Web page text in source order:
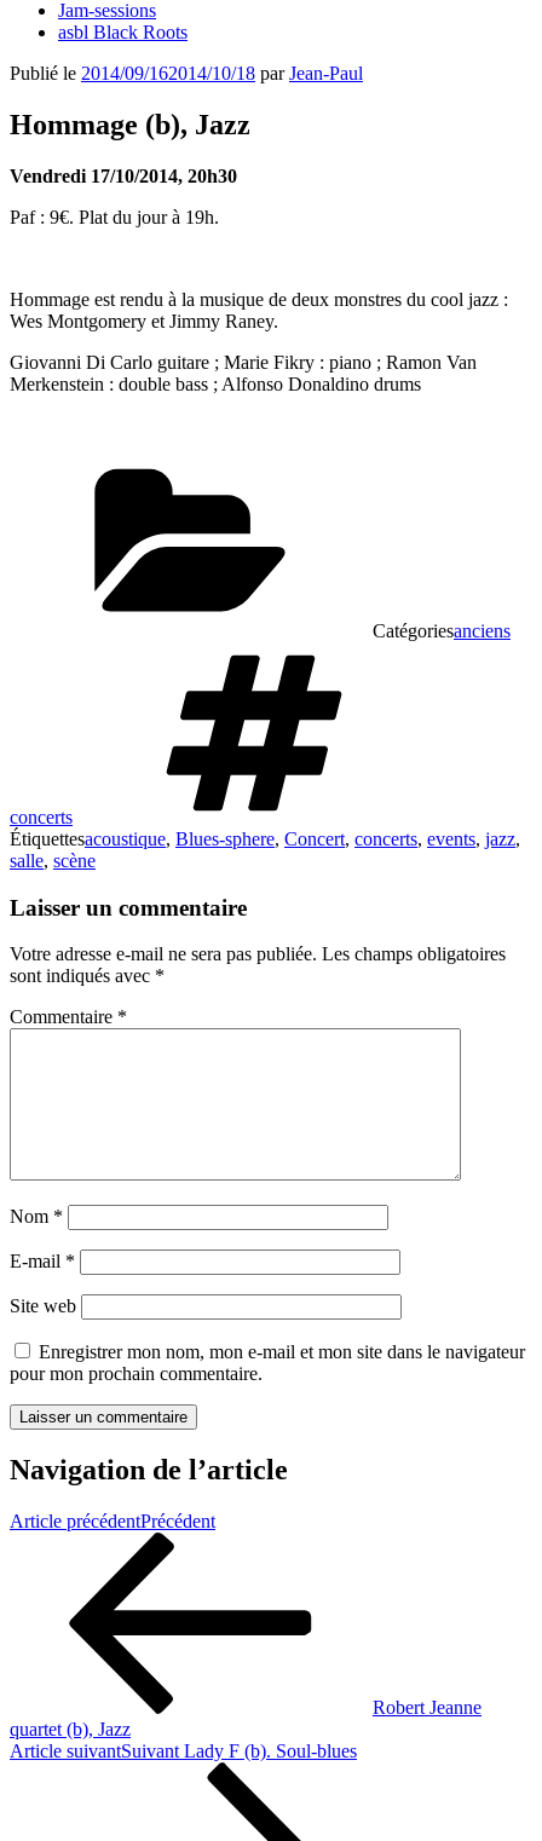
Jam-sessions
asbl Black Roots
Publié le 2014/09/162014/10/18 parJean-Paul
Hommage (b), Jazz
Vendredi 17/10/2014, 20h30
Paf : 9€. Plat du jour à 19h.
Hommage est rendu à la musique de deux monstres du cool jazz :
Wes Montgomery et Jimmy Raney.
Giovanni Di Carlo guitare ; Marie Fikry : piano ; Ramon Van
Merkenstein : double bass ; Alfonso Donaldino drums
Catégoriesanciens
concerts
Étiquettesacoustique, Blues-sphere, Concert, concerts, events, jazz,
salle, scène
Laisser un commentaire
Votre adresse e-mail ne sera pas publiée. Les champs obligatoires
sont indiqués avec *
Commentaire *
Nom *
E-mail *
Site web
Enregistrer mon nom, mon e-mail et mon site dans le navigateur
pour mon prochain commentaire.
Navigation de l’article
Article précédentPrécédent
Robert Jeanne
quartet (b), Jazz
Article suivantSuivant Lady F (b). Soul-blues